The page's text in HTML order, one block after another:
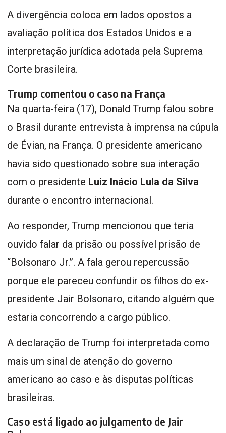
A divergência coloca em lados opostos a
avaliação política dos Estados Unidos e a
interpretação jurídica adotada pela Suprema
Corte brasileira.
Trump comentou o caso na França
Na quarta-feira (17), Donald Trump falou sobre
o Brasil durante entrevista à imprensa na cúpula
de Évian, na França. O presidente americano
havia sido questionado sobre sua interação
com o presidente Luiz Inácio Lula da Silva
durante o encontro internacional.
Ao responder, Trump mencionou que teria
ouvido falar da prisão ou possível prisão de
“Bolsonaro Jr.”. A fala gerou repercussão
porque ele pareceu confundir os filhos do ex-
presidente Jair Bolsonaro, citando alguém que
estaria concorrendo a cargo público.
A declaração de Trump foi interpretada como
mais um sinal de atenção do governo
americano ao caso e às disputas políticas
brasileiras.
Caso está ligado ao julgamento de Jair